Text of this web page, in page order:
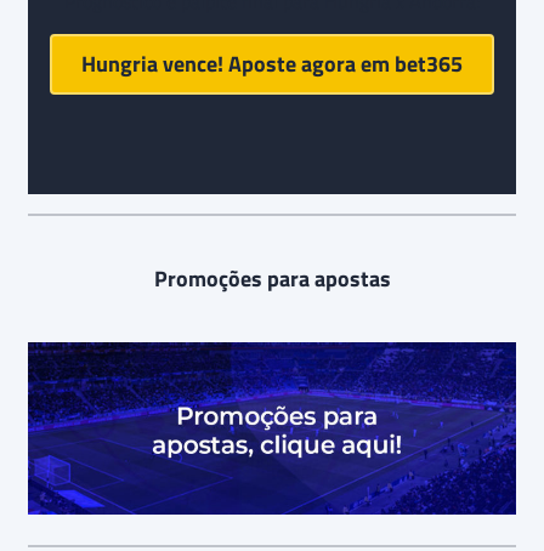
Hungria vence! Aposte agora em bet365
Promoções para apostas